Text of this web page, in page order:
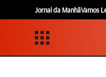
Jornal da ManhãVamos